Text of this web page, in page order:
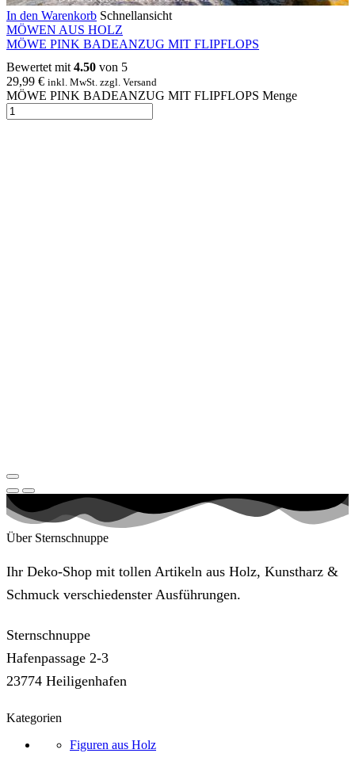
In den Warenkorb Schnellansicht
MÖWEN AUS HOLZ
MÖWE PINK BADEANZUG MIT FLIPFLOPS
Bewertet mit 4.50 von 5
29,99 € inkl. MwSt. zzgl. Versand
MÖWE PINK BADEANZUG MIT FLIPFLOPS Menge
Über Sternschnuppe
Ihr Deko-Shop mit tollen Artikeln aus Holz, Kunstharz &
Schmuck verschiedenster Ausführungen.
Sternschnuppe
Hafenpassage 2-3
23774 Heiligenhafen
Kategorien
Figuren aus Holz